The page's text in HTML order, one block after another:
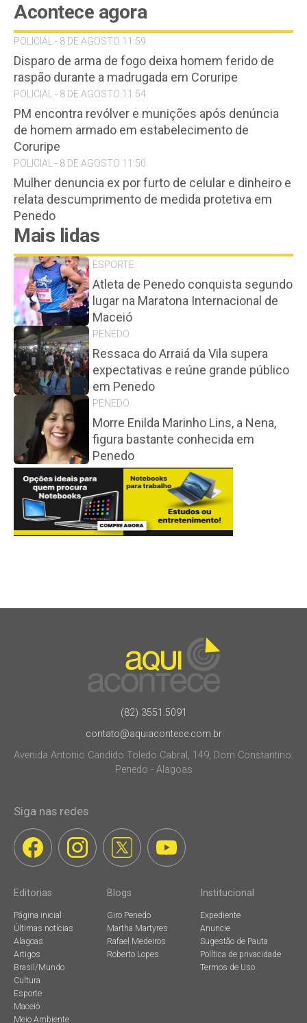
Acontece agora
POLICIAL - 8 DE AGOSTO 11:59
Disparo de arma de fogo deixa homem ferido de
raspão durante a madrugada em Coruripe
POLICIAL - 8 DE AGOSTO 11:54
PM encontra revólver e munições após denúncia
de homem armado em estabelecimento de
Coruripe
POLICIAL - 8 DE AGOSTO 11:50
Mulher denuncia ex por furto de celular e dinheiro e
relata descumprimento de medida protetiva em
Penedo
Mais lidas
ESPORTE
Atleta de Penedo conquista segundo
lugar na Maratona Internacional de
Maceió
PENEDO
Ressaca do Arraiá da Vila supera
expectativas e reúne grande público
em Penedo
PENEDO
Morre Enilda Marinho Lins, a Nena,
figura bastante conhecida em
Penedo
(82) 3551.5091
contato@aquiacontece.com.br
Avenida Antonio Candido Toledo Cabral, 149, Dom Constantino.
Penedo - Alagoas
Siga nas redes
Editorias
Página inicial
Últimas notícias
Alagoas
Artigos
Brasil/Mundo
Cultura
Esporte
Maceió
Meio Ambiente
Blogs
Giro Penedo
Martha Martyres
Rafael Medeiros
Roberto Lopes
Institucional
Expediente
Anuncie
Sugestão de Pauta
Política de privacidade
Termos de Uso